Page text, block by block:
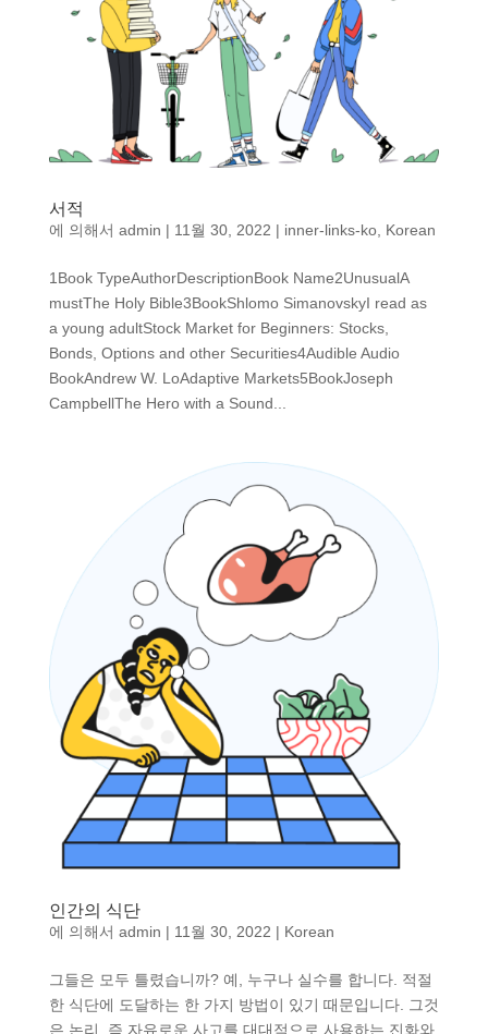
서적
에 의해서 admin | 11월 30, 2022 | inner-links-ko, Korean
1Book TypeAuthorDescriptionBook Name2UnusualA
mustThe Holy Bible3BookShlomo SimanovskyI read as
a young adultStock Market for Beginners: Stocks,
Bonds, Options and other Securities4Audible Audio
BookAndrew W. LoAdaptive Markets5BookJoseph
CampbellThe Hero with a Sound...
인간의 식단
에 의해서 admin | 11월 30, 2022 | Korean
그들은 모두 틀렸습니까? 예, 누구나 실수를 합니다. 적절
한 식단에 도달하는 한 가지 방법이 있기 때문입니다. 그것
은 논리, 즉 자유로운 사고를 대대적으로 사용하는 진화와